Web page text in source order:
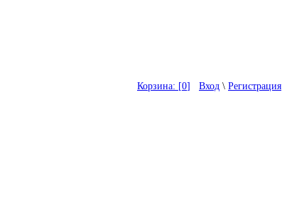
Корзина: [0] Вход \ Регистрация